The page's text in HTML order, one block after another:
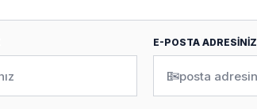
E-POSTA ADRESİNİZ
✉